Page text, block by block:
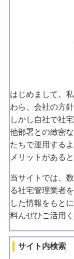
はじめまして。
わら、会社の方
しかし自社で社
他部署との緻密
たちで運用する
メリットがある
当サイトでは、
る社宅管理業者
した情報をもと
料んぜひご活用く
サイト内検索